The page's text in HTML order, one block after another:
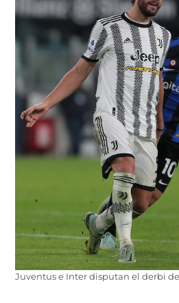
Juventus e Inter disputan el derbi